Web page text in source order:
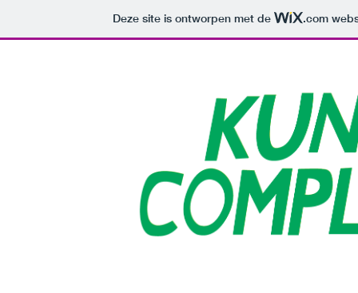
Deze site is ontworpen met de .com